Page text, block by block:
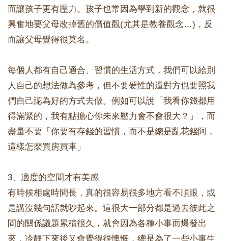
而讓孩子更有壓力。孩子也常因為學到新的觀念，就很
興奮地要父母改掉舊的價值觀(尤其是教養觀念…)，反
而讓父母覺得很莫名。
每個人都有自己適合、習慣的生活方式，我們可以給別
人自己的想法做為參考，但不要硬性的逼對方也要照我
們自己認為好的方式去做。例如可以說「我看你錢都用
得滿緊的，我有點擔心你未來壓力會不會很大？」，而
盡量不要「你要有存錢的習慣，而不是總是亂花錢阿，
這樣怎麼買房買車」
3、適度的空間才有美感
有時候相處時間長，真的很容易很多地方看不順眼，或
是講沒幾句話就吵起來。這很大一部分都是過去彼此之
間的關係議題累積很久，就會因為各種小事而爆發出
來，冷靜下來後又會覺得很懊悔，總是為了一些小事生